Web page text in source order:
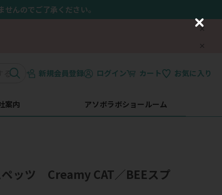
んのでご了承ください。
新規会員登録 ログイン カート お気に入り
案内 アソボラボショールーム
ペッツ Creamy CAT／BEEスプ
C
o